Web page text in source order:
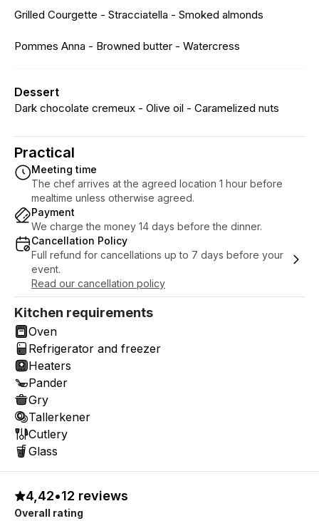
Grilled Courgette - Stracciatella - Smoked almonds
Pommes Anna - Browned butter - Watercress
Dessert
Dark chocolate cremeux - Olive oil - Caramelized nuts
Practical
Meeting time
The chef arrives at the agreed location 1 hour before
mealtime unless otherwise agreed.
Payment
We charge the money 14 days before the dinner.
Cancellation Policy
Full refund for cancellations up to 7 days before your
event.
Read our cancellation policy
Kitchen requirements
Oven
Refrigerator and freezer
Heaters
Pander
Gry
Tallerkener
Cutlery
Glass
4,42•12 reviews
Overall rating